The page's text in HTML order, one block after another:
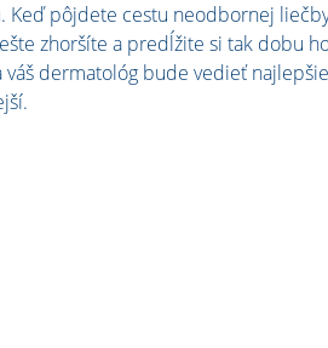
Keď pôjdete cestu neodbornej
zhoršíte a predĺžite si tak dobu
váš dermatológ bude vedieť